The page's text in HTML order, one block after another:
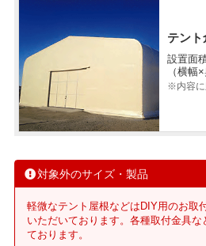
テント
設置面
（横幅×
※内容に
対象外のサイズ・製品
軽微なテント屋根などはDIY用のお取
いただいております。各種取付金具
ております。